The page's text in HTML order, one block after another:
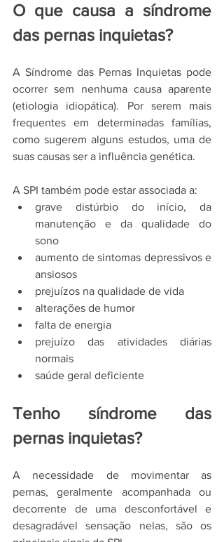
O que causa a síndrome
das pernas inquietas?
A Síndrome das Pernas Inquietas pode
ocorrer sem nenhuma causa aparente
(etiologia idiopática). Por serem mais
frequentes em determinadas famílias,
como sugerem alguns estudos, uma de
suas causas ser a influência genética.
A SPI também pode estar associada a:
grave distúrbio do início, da
manutenção e da qualidade do
sono
aumento de sintomas depressivos e
ansiosos
prejuízos na qualidade de vida
alterações de humor
falta de energia
prejuízo das atividades diárias
normais
saúde geral deficiente
Tenho síndrome das
pernas inquietas?
A necessidade de movimentar as
pernas, geralmente acompanhada ou
decorrente de uma desconfortável e
desagradável sensação nelas, são os